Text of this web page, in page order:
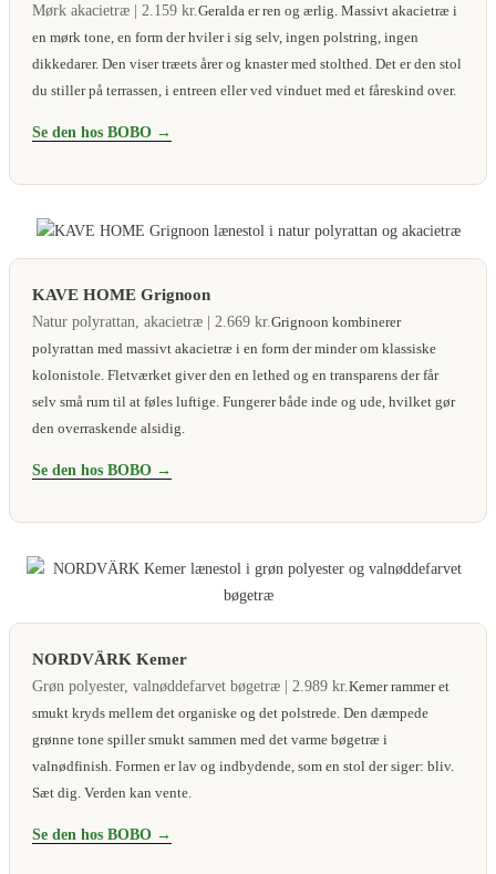
Mørk akacietræ | 2.159 kr. Geralda er ren og ærlig. Massivt akacietræ i
en mørk tone, en form der hviler i sig selv, ingen polstring, ingen
dikkedarer. Den viser træets årer og knaster med stolthed. Det er den stol
du stiller på terrassen, i entreen eller ved vinduet med et fåreskind over.
Se den hos BOBO →
KAVE HOME Grignoon
Natur polyrattan, akacietræ | 2.669 kr. Grignoon kombinerer
polyrattan med massivt akacietræ i en form der minder om klassiske
kolonistole. Fletværket giver den en lethed og en transparens der får
selv små rum til at føles luftige. Fungerer både inde og ude, hvilket gør
den overraskende alsidig.
Se den hos BOBO →
NORDVÄRK Kemer
Grøn polyester, valnøddefarvet bøgetræ | 2.989 kr. Kemer rammer et
smukt kryds mellem det organiske og det polstrede. Den dæmpede
grønne tone spiller smukt sammen med det varme bøgetræ i
valnødfinish. Formen er lav og indbydende, som en stol der siger: bliv.
Sæt dig. Verden kan vente.
Se den hos BOBO →